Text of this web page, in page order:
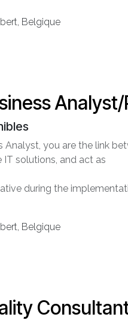
, Belgique
Analyst, you are the link
IT solutions, and act as
during the
, Belgique